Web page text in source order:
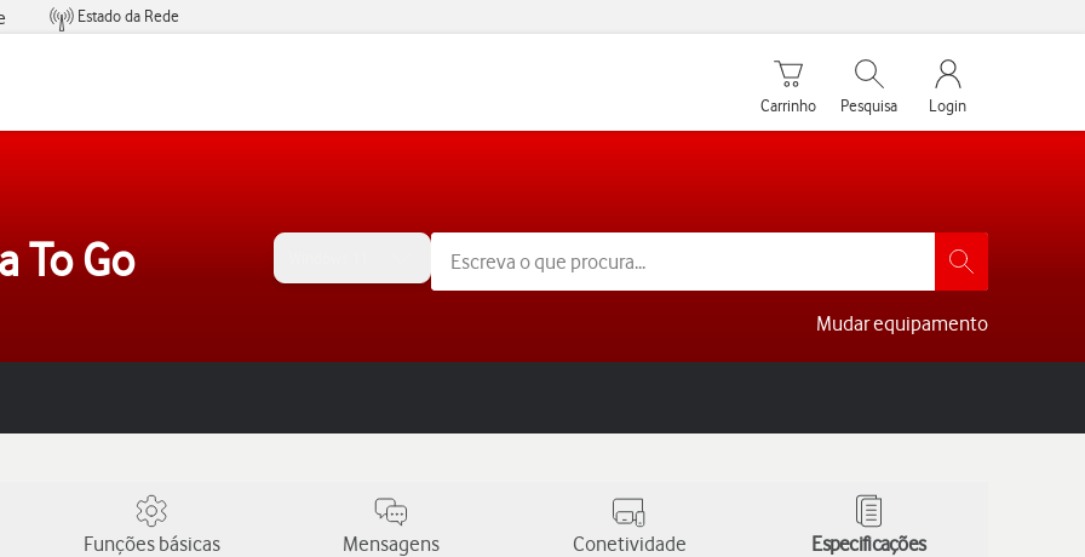
Estado da Rede
Carrinho de compras
Carrinho
Pesquisar
Pesquisa
My Vodafone
Login
To Go
Mudar equipamento
Funções básicas Mensagens Conetividade Especificações